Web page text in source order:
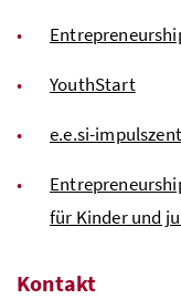
YouthStart
e.e.si-
für Kinder und
Kontakt